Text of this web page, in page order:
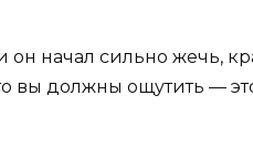
начал сильно жечь,
вы должны ощутить —